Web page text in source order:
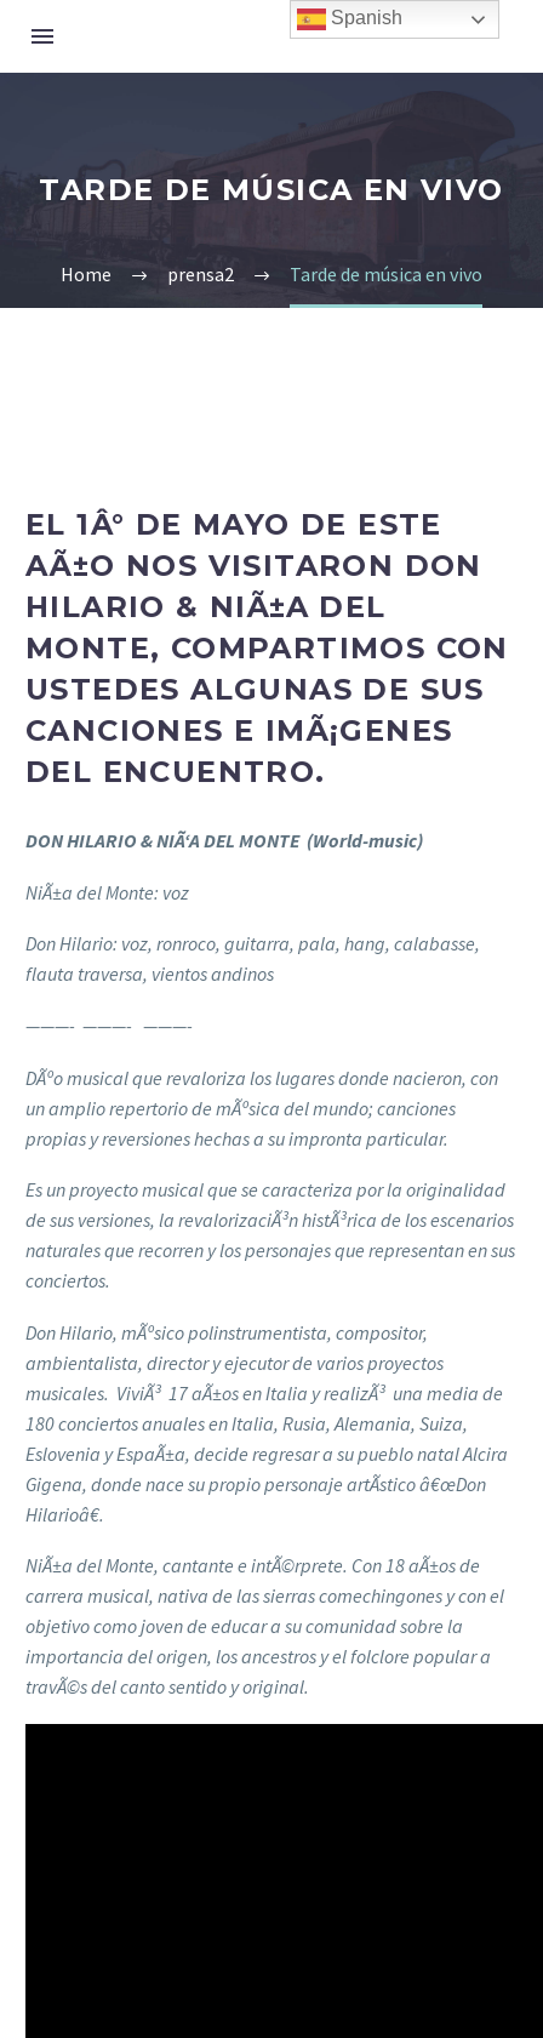
TARDE DE MÚSICA EN VIVO
Home prensa2 Tarde de música en vivo
EL 1Â° DE MAYO DE ESTE
AÃ±O NOS VISITARON DON
HILARIO & NIÃ±A DEL
MONTE, COMPARTIMOS CON
USTEDES ALGUNAS DE SUS
CANCIONES E IMÃ¡GENES
DEL ENCUENTRO.
DON HILARIO & NIÃ‘A DEL MONTE (World-music)
NiÃ±a del Monte: voz
Don Hilario: voz, ronroco, guitarra, pala, hang, calabasse,
flauta traversa, vientos andinos
———- ———- ———-
DÃºo musical que revaloriza los lugares donde nacieron, con
un amplio repertorio de mÃºsica del mundo; canciones
propias y reversiones hechas a su impronta particular.
Es un proyecto musical que se caracteriza por la originalidad
de sus versiones, la revalorizaciÃ³n histÃ³rica de los escenarios
naturales que recorren y los personajes que representan en sus
conciertos.
Don Hilario, mÃºsico polinstrumentista, compositor,
ambientalista, director y ejecutor de varios proyectos
musicales. ViviÃ³ 17 aÃ±os en Italia y realizÃ³ una media de
180 conciertos anuales en Italia, Rusia, Alemania, Suiza,
Eslovenia y EspaÃ±a, decide regresar a su pueblo natal Alcira
Gigena, donde nace su propio personaje artÃ­stico â€œDon
Hilarioâ€.
NiÃ±a del Monte, cantante e intÃ©rprete. Con 18 aÃ±os de
carrera musical, nativa de las sierras comechingones y con el
objetivo como joven de educar a su comunidad sobre la
importancia del origen, los ancestros y el folclore popular a
travÃ©s del canto sentido y original.
Spanish